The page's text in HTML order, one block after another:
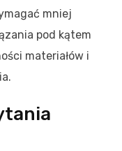
mniej
pod kątem
materiałów i